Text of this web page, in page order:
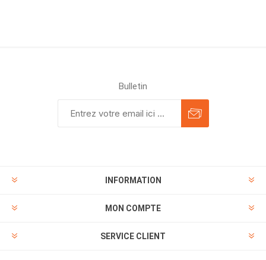
Bulletin
INFORMATION
MON COMPTE
SERVICE CLIENT